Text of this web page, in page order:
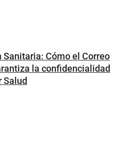
Cómo el Correo
la confidencialidad
Salud